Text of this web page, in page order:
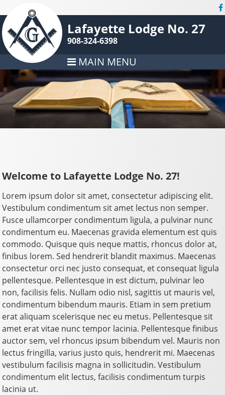
Lafayette Lodge No. 27
908-324-6398
MAIN MENU
Welcome to Lafayette Lodge No. 27!
Lorem ipsum dolor sit amet, consectetur adipiscing elit.
Vestibulum condimentum sit amet lectus non semper.
Fusce ullamcorper condimentum ligula, a pulvinar nunc
condimentum eu. Maecenas gravida elementum est quis
commodo. Quisque quis neque mattis, rhoncus dolor at,
finibus lorem. Sed hendrerit blandit maximus. Maecenas
consectetur orci nec justo consequat, et consequat ligula
pellentesque. Pellentesque in est dictum, pulvinar leo
non, facilisis felis. Nullam odio nisl, sagittis ut mauris vel,
condimentum bibendum mauris. Etiam in sem pretium
erat aliquam scelerisque nec eu metus. Pellentesque sit
amet erat vitae nunc tempor lacinia. Pellentesque finibus
auctor sem, vel rhoncus ipsum bibendum vel. Mauris non
lectus fringilla, varius justo quis, hendrerit mi. Maecenas
vestibulum facilisis magna in sollicitudin. Vestibulum
condimentum elit lectus, facilisis condimentum turpis
lacinia ut.